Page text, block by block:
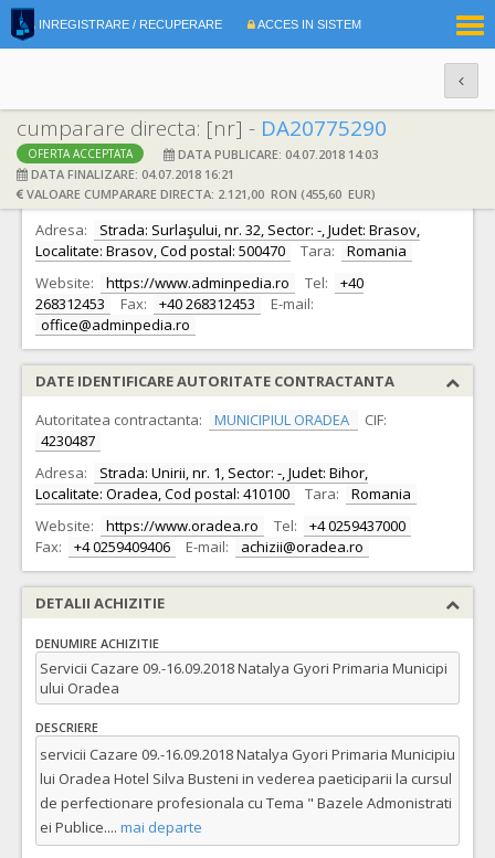
INREGISTRARE / RECUPERARE ACCES IN SISTEM
cumparare directa: [nr] - DA20775290
OFERTA ACCEPTATA
DATA PUBLICARE: 04.07.2018 14:03
DATA FINALIZARE: 04.07.2018 16:21
VALOARE CUMPARARE DIRECTA: 2.121,00 RON (455,60 EUR)
DATE IDENTIFICARE OFERTANT
Ofertant: S.C. Adminpedia S.R.L. CIF: 30248637
Adresa:
Strada: Surlaşului, nr. 32, Sector: -, Judet: Brasov,
Localitate: Brasov, Cod postal: 500470
Tara:
Romania
Website:
https://www.adminpedia.ro Tel:
+40
268312453
Fax: +40 268312453
E-mail:
office@adminpedia.ro
DATE IDENTIFICARE AUTORITATE CONTRACTANTA
Autoritatea contractanta:
MUNICIPIUL ORADEA
CIF:
4230487
Adresa:
Strada: Unirii, nr. 1, Sector: -, Judet: Bihor,
Localitate: Oradea, Cod postal: 410100
Tara:
Romania
Website:
https://www.oradea.ro Tel:
+4 0259437000
Fax:
+4 0259409406 E-mail: achizii@oradea.ro
DETALII ACHIZITIE
DENUMIRE ACHIZITIE
Servicii Cazare 09.-16.09.2018 Natalya Gyori Primaria Municipi
ului Oradea
DESCRIERE
servicii Cazare 09.-16.09.2018 Natalya Gyori Primaria Municipiu
lui Oradea Hotel Silva Busteni in vederea paeticiparii la cursul
de perfectionare profesionala cu Tema " Bazele Admonistrati
ei Publice.... mai departe